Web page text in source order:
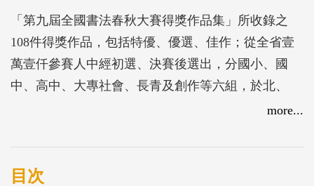
「第九屆全國書法春秋大賽得獎作品集」所收錄之
108件得獎作品，包括特優、優選、佳作；從全省壹
萬壹仟參賽人中經初選、決賽後選出，分國小、國
中、高中、大專社會、長青及創作等六組，於北、
中、南、東四區競賽。得獎作品集為此次活動的具體
習。
more...
目次